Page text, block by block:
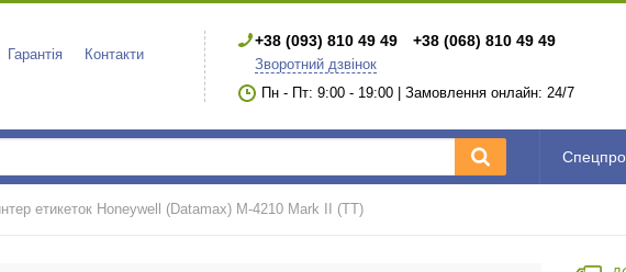
Гарантія
Контакти
+38 (093) 810 49 49 +38 (068) 810 49 49
Зворотний дзвінок
Пн - Пт: 9:00 - 19:00 | Замовлення онлайн: 24/7
етикеток Honeywell (Datamax) M-4210 Mark II (TT)